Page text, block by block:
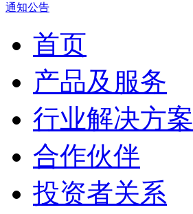
通知公告
首页
产品及服务
行业解决方案
合作伙伴
投资者关系